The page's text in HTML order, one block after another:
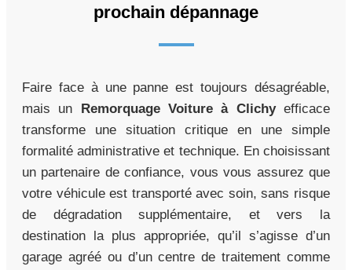
prochain dépannage
Faire face à une panne est toujours désagréable,
mais un Remorquage Voiture à Clichyefficace
transforme une situation critique en une simple
formalité administrative et technique. En choisissant
un partenaire de confiance, vous vous assurez que
votre véhicule est transporté avec soin, sans risque
de dégradation supplémentaire, et vers la
destination la plus appropriée, qu’il s’agisse d’un
garage agréé ou d’un centre de traitement comme